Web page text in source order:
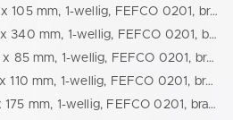
Faltkarton 24, 380 x 280 x 105 mm, 1-wellig, FEFCO 0201, braun (77722317129)
Faltkarton 25, 380 x 280 x 340 mm, 1-wellig, FEFCO 0201, braun (24380280340)
Faltkarton 2flF, 230 x 160 x 85 mm, 1-wellig, FEFCO 0201, braun (24230160085)
Faltkarton 2hF, 190 x 165 x 110 mm, 1-wellig, FEFCO 0201, braun (24190165110)
Faltkarton 3, 200 x 200 x 175 mm, 1-wellig, FEFCO 0201, braun (24200200175)